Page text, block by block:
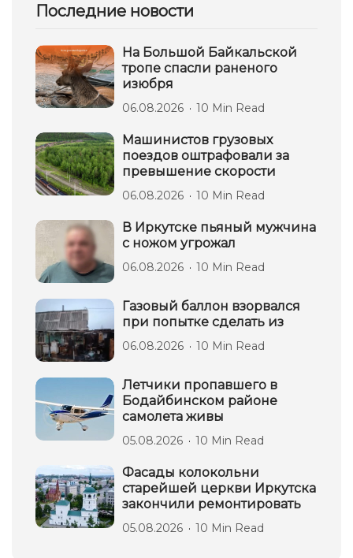
Последние новости
На Большой Байкальской
тропе спасли раненого
изюбря
06.08.2026 10 Min Read
Машинистов грузовых
поездов оштрафовали за
превышение скорости
06.08.2026 10 Min Read
В Иркутске пьяный мужчина
с ножом угрожал
06.08.2026 10 Min Read
Газовый баллон взорвался
при попытке сделать из
06.08.2026 10 Min Read
Летчики пропавшего в
Бодайбинском районе
самолета живы
05.08.2026 10 Min Read
Фасады колокольни
старейшей церкви Иркутска
закончили ремонтировать
05.08.2026 10 Min Read